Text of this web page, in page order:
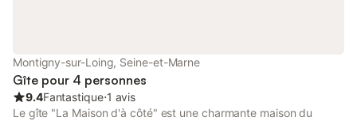
Montigny-sur-Loing, Seine-et-Marne
Gîte pour 4 personnes
9.4Fantastique⋅1 avis
Le gîte "La Maison d'à côté" est une charmante maison du